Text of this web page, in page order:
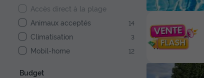
Accès direct à la plage
Animaux acceptés
14
Climatisation 3
Mobil-home 12
Budget